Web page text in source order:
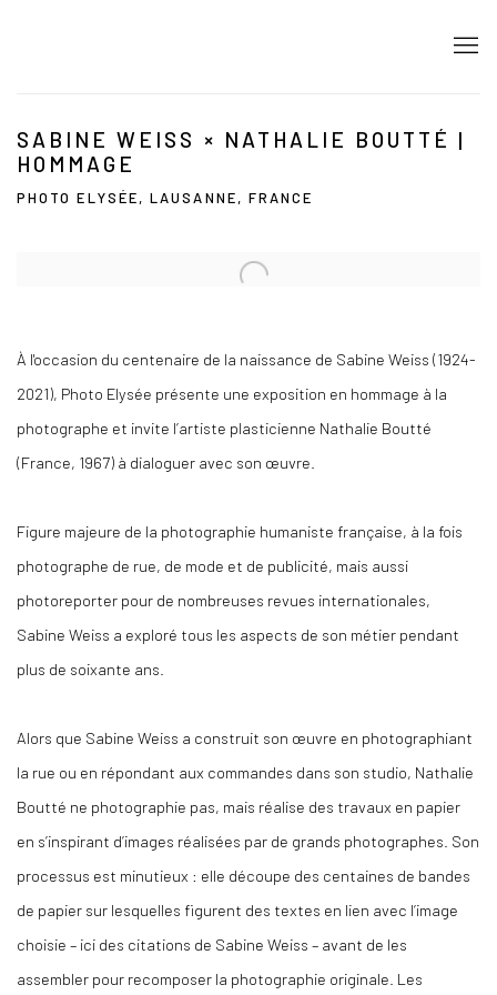
SABINE WEISS × NATHALIE BOUTTÉ |
HOMMAGE
PHOTO ELYSÉE, LAUSANNE, FRANCE
Open a larger version of the following image in a popup:
À l'occasion du centenaire de la naissance de Sabine Weiss (1924-
2021), Photo Elysée présente une exposition en hommage à la
photographe et invite l’artiste plasticienne Nathalie Boutté
(France, 1967) à dialoguer avec son œuvre.
Figure majeure de la photographie humaniste française, à la fois
photographe de rue, de mode et de publicité, mais aussi
photoreporter pour de nombreuses revues internationales,
Sabine Weiss a exploré tous les aspects de son métier pendant
plus de soixante ans.
Alors que Sabine Weiss a construit son œuvre en photographiant
la rue ou en répondant aux commandes dans son studio, Nathalie
Boutté ne photographie pas, mais réalise des travaux en papier
en s’inspirant d’images réalisées par de grands photographes. Son
processus est minutieux : elle découpe des centaines de bandes
de papier sur lesquelles figurent des textes en lien avec l’image
choisie – ici des citations de Sabine Weiss – avant de les
assembler pour recomposer la photographie originale. Les